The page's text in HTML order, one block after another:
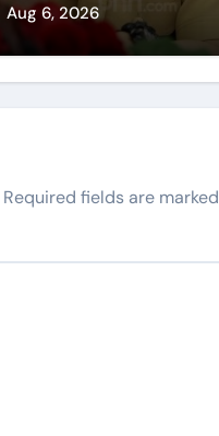
Aug 6, 2026
Required fields are marked